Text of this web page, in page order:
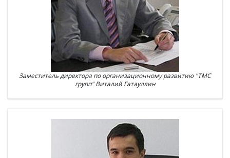
Заместитель директора по организационному развитию "ТМС
групп" Виталий Гатауллин